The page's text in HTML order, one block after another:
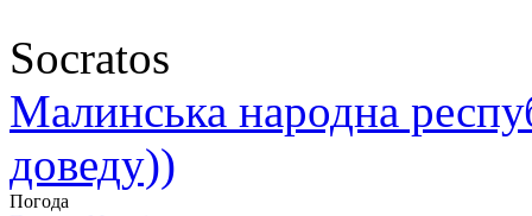
Socratos
Малинська народна
доведу))
Погода